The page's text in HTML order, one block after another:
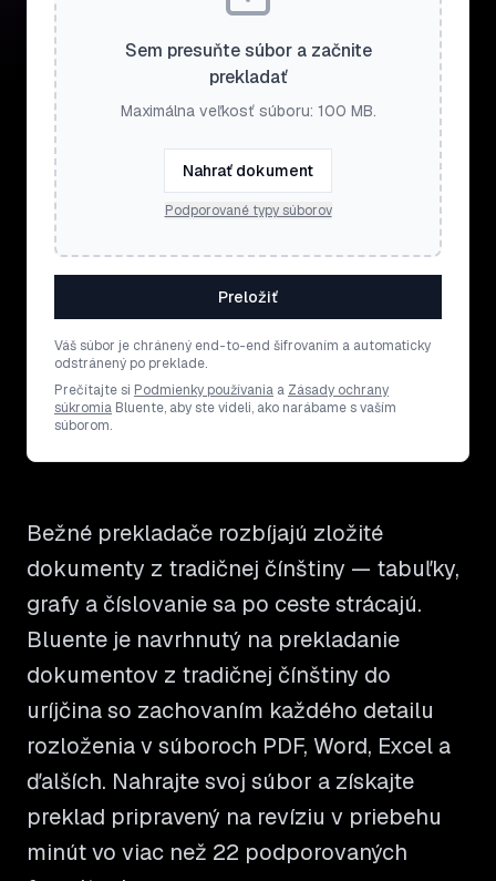
Sem presuňte súbor a začnite
prekladať
Maximálna veľkosť súboru: 100 MB.
Nahrať dokument
Podporované typy súborov
Preložiť
Váš súbor je chránený end-to-end šifrovaním a automaticky
odstránený po preklade.
Prečítajte si Podmienky používania a Zásady ochrany
súkromia Bluente, aby ste videli, ako narábame s vaším
súborom.
Bežné prekladače rozbíjajú zložité
dokumenty z tradičnej čínštiny — tabuľky,
grafy a číslovanie sa po ceste strácajú.
Bluente je navrhnutý na prekladanie
dokumentov z tradičnej čínštiny do
uríjčina so zachovaním každého detailu
rozloženia v súboroch PDF, Word, Excel a
ďalších. Nahrajte svoj súbor a získajte
preklad pripravený na revíziu v priebehu
minút vo viac než 22 podporovaných